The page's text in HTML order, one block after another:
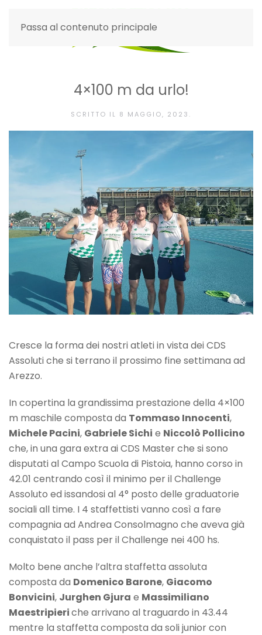
Passa al contenuto principale
4×100 m da urlo!
SCRITTO IL 8 MAGGIO, 2023 .
Cresce la forma dei nostri atleti in vista dei CDS
Assoluti che si terrano il prossimo fine settimana ad
Arezzo.
In copertina la grandissima prestazione della 4×100
m maschile composta da Tommaso Innocenti,
Michele Pacini, Gabriele Sichi e Niccolò Pollicino
che, in una gara extra ai CDS Master che si sono
disputati al Campo Scuola di Pistoia, hanno corso in
42.01 centrando così il minimo per il Challenge
Assoluto ed issandosi al 4° posto delle graduatorie
sociali all time. I 4 staffettisti vanno così a fare
compagnia ad Andrea Consolmagno che aveva già
conquistato il pass per il Challenge nei 400 hs.
Molto bene anche l’altra staffetta assoluta
composta da Domenico Barone, Giacomo
Bonvicini, Jurghen Gjura e Massimiliano
Maestripieriche arrivano al traguardo in 43.44
mentre la staffetta composta da soli junior con